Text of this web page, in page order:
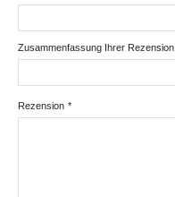
Zusammenfassung Ihrer Rezension
*
Rezension